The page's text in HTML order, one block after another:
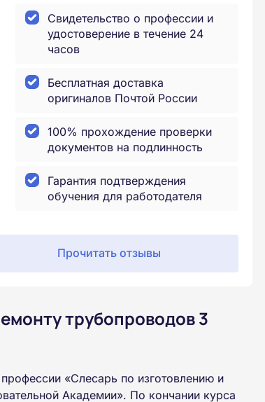
Свидетельство о профессии и
удостоверение в течение 24
часов
Бесплатная доставка
оригиналов Почтой России
100% прохождение проверки
документов на подлинность
Гарантия подтверждения
обучения для работодателя
Прочитать отзывы
трубопроводов 3
«Слесарь по изготовлению и
Академии». По кончании курса